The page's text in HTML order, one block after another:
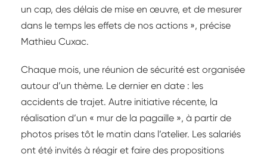
un cap, des délais de mise en œuvre, et de mesurer
dans le temps les effets de nos actions », précise
Mathieu Cuxac.
Chaque mois, une réunion de sécurité est organisée
autour d’un thème. Le dernier en date : les
accidents de trajet. Autre initiative récente, la
réalisation d’un « mur de la pagaille », à partir de
photos prises tôt le matin dans l’atelier. Les salariés
ont été invités à réagir et faire des propositions